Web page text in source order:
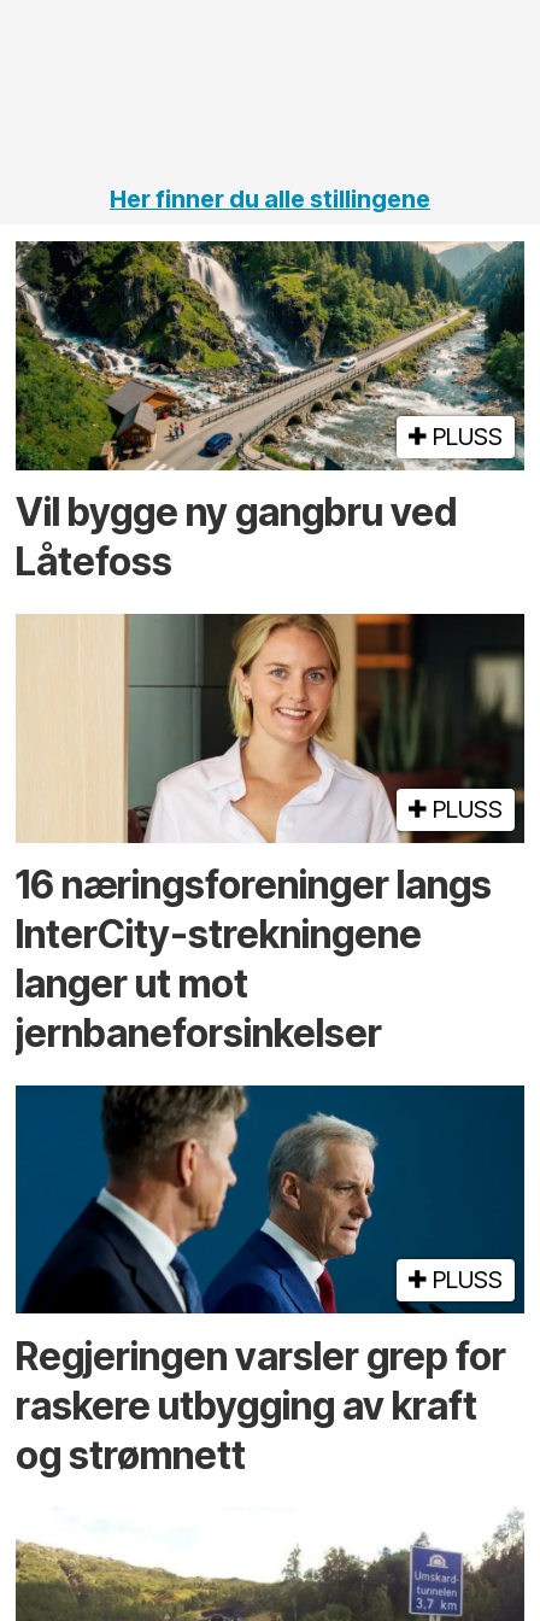
Her finner du alle stillingene
PLUSS
Vil bygge ny gangbru ved
Låtefoss
PLUSS
16 næringsforeninger langs
InterCity-strekningene
langer ut mot
jernbaneforsinkelser
PLUSS
Regjeringen varsler grep for
raskere utbygging av kraft
og strømnett